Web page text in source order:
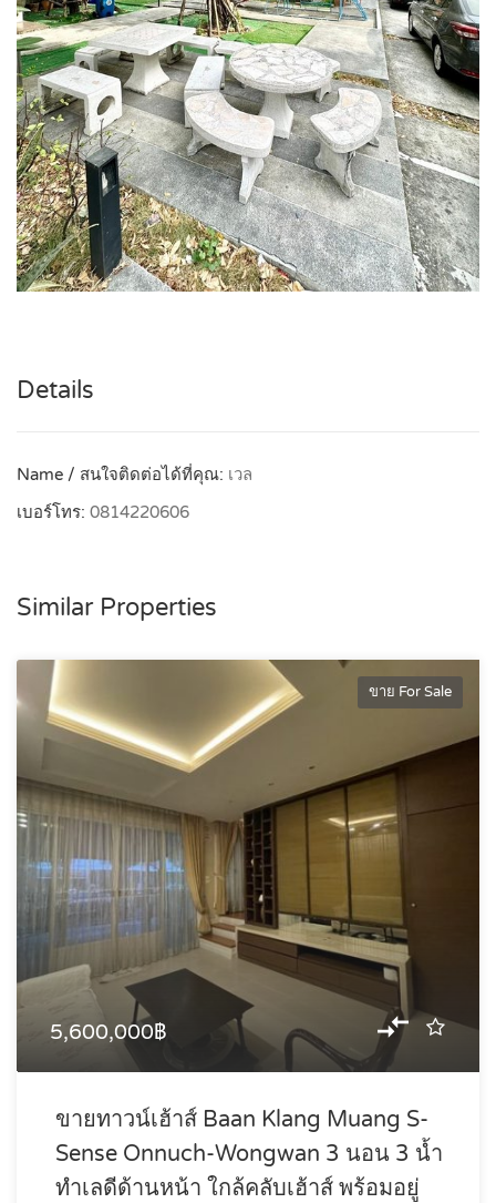
Details
Name / สนใจติดต่อได้ที่คุณ: เวล
เบอร์โทร: 0814220606
Similar Properties
ขาย For Sale
5,600,000฿
ขายทาวน์เฮ้าส์ Baan Klang Muang S-
Sense Onnuch-Wongwan 3 นอน 3 น้ำ
ทำเลดีด้านหน้า ใกล้คลับเฮ้าส์ พร้อมอยู่